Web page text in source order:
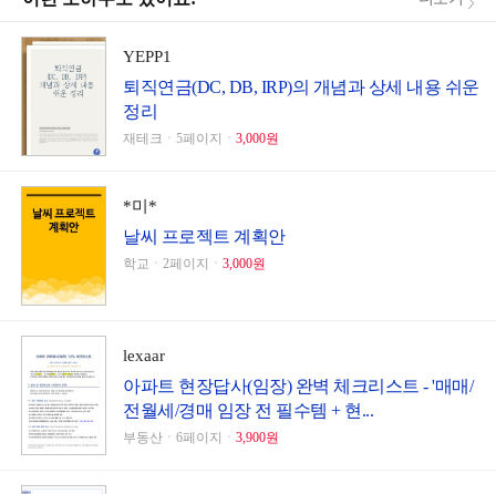
YEPP1
퇴직연금(DC, DB, IRP)의 개념과 상세 내용 쉬운
정리
재테크ㆍ5페이지ㆍ 3,000원
*미*
날씨 프로젝트 계획안
학교ㆍ2페이지ㆍ 3,000원
lexaar
아파트 현장답사(임장) 완벽 체크리스트 - '매매/
전월세/경매 임장 전 필수템 + 현...
부동산ㆍ6페이지ㆍ 3,900원